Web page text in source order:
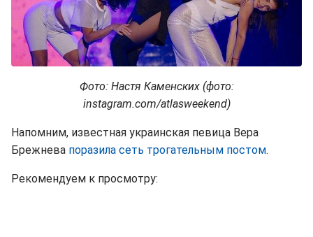
Фото: Настя Каменских (фото:
instagram.com/atlasweekend)
Напомним, известная украинская певица Вера
Брежнева поразила сеть трогательным постом.
Рекомендуем к просмотру: